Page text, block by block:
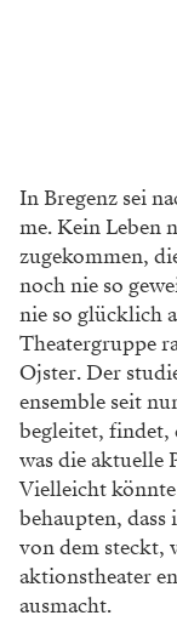
In Bregenz sei
me. Kein Leben
zugekommen,
noch nie so
nie so glücklich
Theatergruppe
Ojster. Der
ensemble seit
begleitet, findet,
was die aktuelle
Vielleicht
behaupten,
von dem steckt,
aktionstheater
ausmacht.